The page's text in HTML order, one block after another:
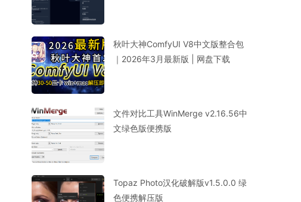
秋叶大神ComfyUI V8中文版整合包
｜2026年3月最新版 | 网盘下载
文件对比工具WinMerge v2.16.56中
文绿色版便携版
Topaz Photo汉化破解版v1.5.0.0 绿
色便携解压版